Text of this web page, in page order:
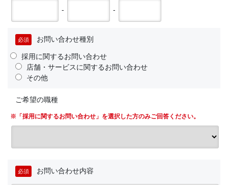
- -
必須 お問い合わせ種別
採用に関するお問い合わせ
店舗・サービスに関するお問い合わせ
その他
ご希望の職種
※「採用に関するお問い合わせ」を選択した方のみご回答ください。
必須 お問い合わせ内容